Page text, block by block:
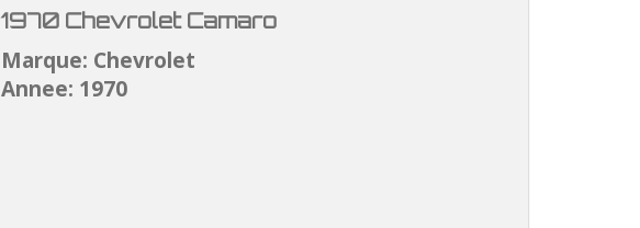
1970 Chevrolet Camaro
Marque: Chevrolet
Annee: 1970